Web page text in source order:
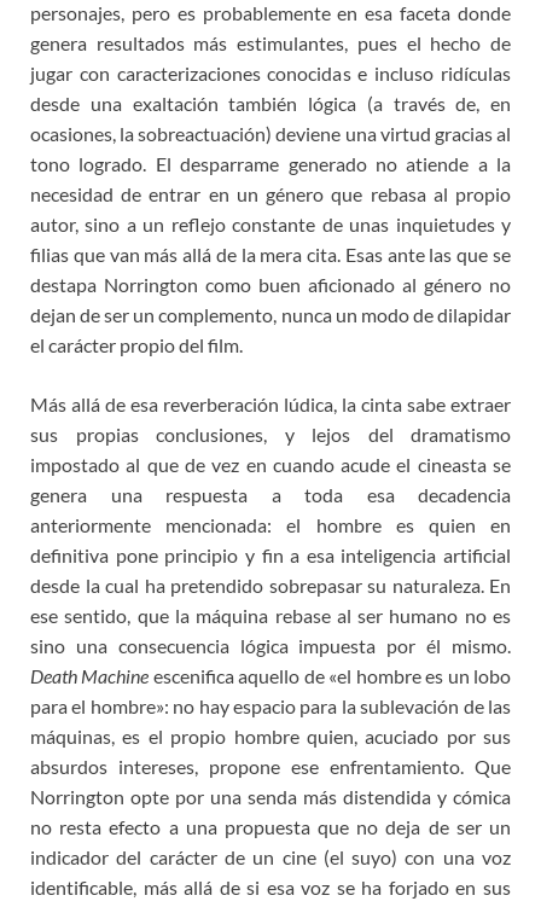
personajes, pero es probablemente en esa faceta donde
genera resultados más estimulantes, pues el hecho de
jugar con caracterizaciones conocidas e incluso ridículas
desde una exaltación también lógica (a través de, en
ocasiones, la sobreactuación) deviene una virtud gracias al
tono logrado. El desparrame generado no atiende a la
necesidad de entrar en un género que rebasa al propio
autor, sino a un reflejo constante de unas inquietudes y
filias que van más allá de la mera cita. Esas ante las que se
destapa Norrington como buen aficionado al género no
dejan de ser un complemento, nunca un modo de dilapidar
el carácter propio del film.
Más allá de esa reverberación lúdica, la cinta sabe extraer
sus propias conclusiones, y lejos del dramatismo
impostado al que de vez en cuando acude el cineasta se
genera una respuesta a toda esa decadencia
anteriormente mencionada: el hombre es quien en
definitiva pone principio y fin a esa inteligencia artificial
desde la cual ha pretendido sobrepasar su naturaleza. En
ese sentido, que la máquina rebase al ser humano no es
sino una consecuencia lógica impuesta por él mismo.
Death Machine escenifica aquello de «el hombre es un lobo
para el hombre»: no hay espacio para la sublevación de las
máquinas, es el propio hombre quien, acuciado por sus
absurdos intereses, propone ese enfrentamiento. Que
Norrington opte por una senda más distendida y cómica
no resta efecto​ a una propuesta que no deja de ser un
indicador del carácter de un cine (el suyo) con una voz
identificable, más allá de si esa voz se ha forjado en sus